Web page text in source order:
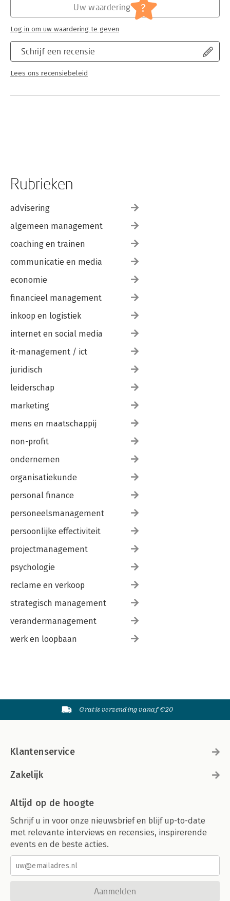
Schrijf een recensie
Lees ons recensiebeleid
Uw waardering ?
Log in om uw waardering te geven
Rubrieken
advisering
algemeen management
coaching en trainen
communicatie en media
economie
financieel management
inkoop en logistiek
internet en social media
it-management / ict
juridisch
leiderschap
marketing
mens en maatschappij
non-profit
ondernemen
organisatiekunde
personal finance
personeelsmanagement
persoonlijke effectiviteit
projectmanagement
psychologie
reclame en verkoop
strategisch management
verandermanagement
werk en loopbaan
Gratis verzending vanaf €20
Klantenservice
Zakelijk
Altijd op de hoogte
Schrijf u in voor onze nieuwsbrief en blijf up-to-date
met relevante interviews en recensies, inspirerende
events en de beste acties.
Aanmelden